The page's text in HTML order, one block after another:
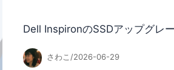
Dell InspironのSSDアップグレ
さわこ/2026-06-29